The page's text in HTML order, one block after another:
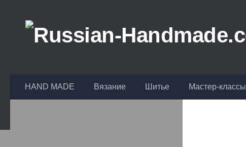
HAND MADE Вязание Шитье Мастер-классы